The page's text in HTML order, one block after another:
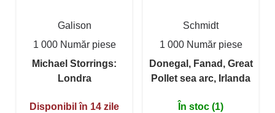
Galison
1 000 Număr piese
Michael Storrings:
Londra
Disponibil în 14 zile
Schmidt
1 000 Număr piese
Donegal, Fanad, Great
Pollet sea arc, Irlanda
În stoc (1)